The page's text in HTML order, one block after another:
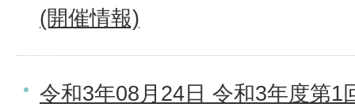
(開催情報)
令和3年08月24日 令和3年度第1